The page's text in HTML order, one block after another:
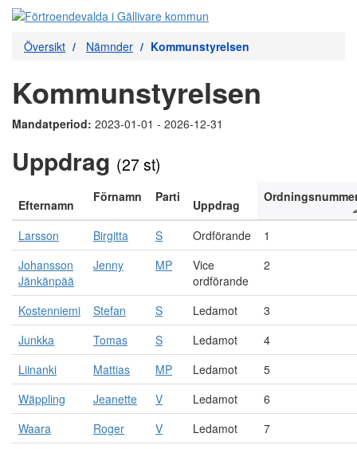
Översikt Nämnder Kommunstyrelsen
Kommunstyrelsen
Mandatperiod: 2023-01-01 - 2026-12-31
Uppdrag (27 st)
Efternamn
Förnamn Parti
Uppdrag
Larsson Birgitta S Ordförande
1
Johansson
Jänkänpää
Jenny MP
Vice
ordförande
2
Kostenniemi Stefan S Ledamot
3
Junkka
Tomas S Ledamot
4
Liinanki
Mattias MP Ledamot
5
Wäppling
Jeanette V Ledamot
6
Waara
Roger V Ledamot
7